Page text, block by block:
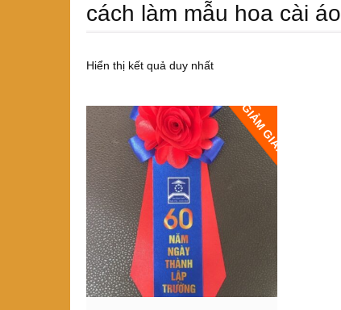
cách làm mẫu hoa cài áo
Hiển thị kết quả duy nhất
GIẢM GIÁ!